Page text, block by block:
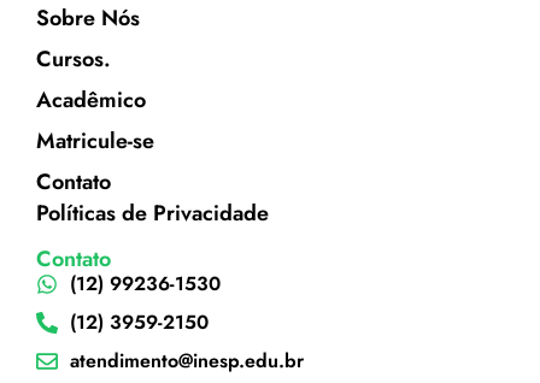
Sobre Nós
Cursos.
Acadêmico
Matricule-se
Contato
Políticas de Privacidade
Contato
(12) 99236-1530
(12) 3959-2150
atendimento@inesp.edu.br